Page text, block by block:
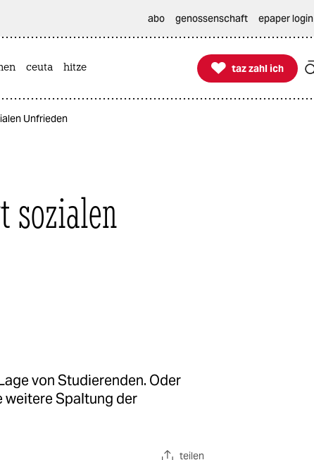
abo genossenschaft epaper login
ceuta hitze 
taz zahl ich
taz zahl ich
Unfrieden
sozialen
von Studierenden. Oder
weitere Spaltung der
teilen